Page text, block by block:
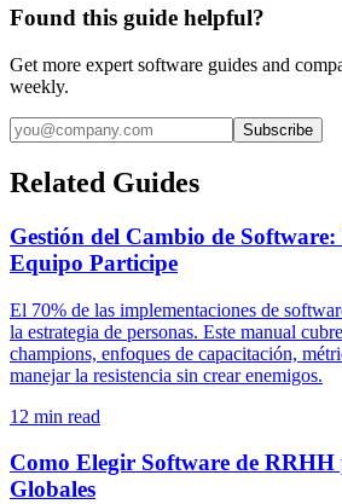
Found this guide helpful?
Get more expert software guides and
weekly.
Subscribe
Related Guides
Gestión del Cambio de
Equipo Participe
El 70% de las implementaciones de
la estrategia de personas. Este manual
champions, enfoques de capacitación,
manejar la resistencia sin crear enemigos.
12 min read
Como Elegir Software de
Globales